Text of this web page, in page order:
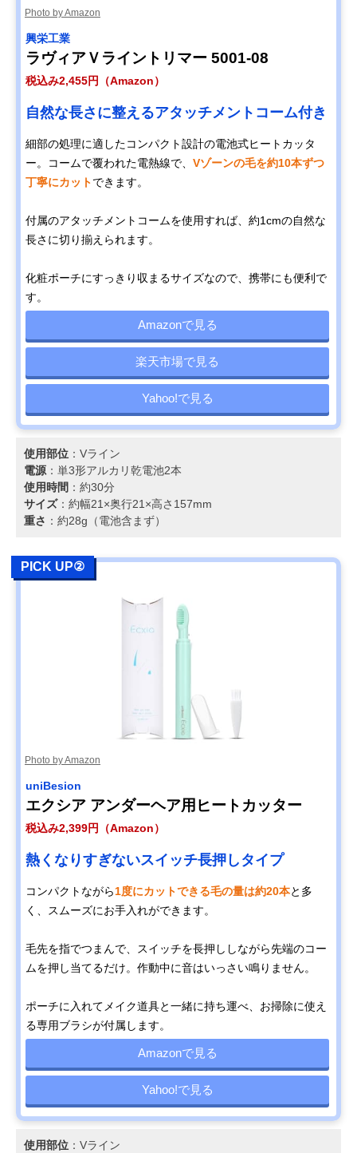
Photo by Amazon
興栄工業
ラヴィアＶライントリマー 5001-08
税込み2,455円（Amazon）
自然な長さに整えるアタッチメントコーム付き
細部の処理に適したコンパクト設計の電池式ヒートカッタ
ー。コームで覆われた電熱線で、 Vゾーンの毛を約10本ずつ
丁寧にカットできます。
付属のアタッチメントコームを使用すれば、約1cmの自然な
長さに切り揃えられます。
化粧ポーチにすっきり収まるサイズなので、携帯にも便利で
す。
Amazonで見る
楽天市場で見る
Yahoo!で見る
使用部位 ：Vライン
電源 ：単3形アルカリ乾電池2本
使用時間 ：約30分
サイズ：約幅21×奥行21×高さ157mm
重さ ：約28g（電池含まず）
PICK UP②
Photo by Amazon
uniBesion
エクシア アンダーヘア用ヒートカッター
税込み2,399円（Amazon）
熱くなりすぎないスイッチ長押しタイプ
コンパクトながら1度にカットできる毛の量は約20本と多
く、スムーズにお手入れができます。
毛先を指でつまんで、スイッチを長押ししながら先端のコー
ムを押し当てるだけ。作動中に音はいっさい鳴りません。
ポーチに入れてメイク道具と一緒に持ち運べ、お掃除に使え
る専用ブラシが付属します。
Amazonで見る
Yahoo!で見る
使用部位 ：Vライン